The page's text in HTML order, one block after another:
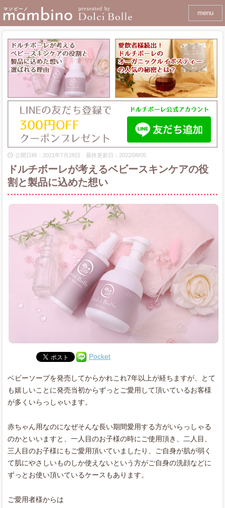
menu
公開日時：2021年7月28日 最終更新日：2022/08/05
ドルチボーレが考えるベビースキンケアの役
割と製品に込めた想い
Pocket
ベビーソープを発売してからかれこれ7年以上が経ちますが、とて
も嬉しいことに発売当初からずっとご愛用して頂いているお客様
が多くいらっしゃいます。
赤ちゃん用なのになぜそんな長い期間愛用する方がいらっしゃる
のかといいますと、一人目のお子様の時にご使用頂き、二人目、
三人目のお子様にもご愛用頂いていましたり、ご自身が肌が弱く
て肌にやさしいものしか使えないという方がご自身の洗顔などに
ずっとお使い頂いているケースもあります。
ご愛用者様からは